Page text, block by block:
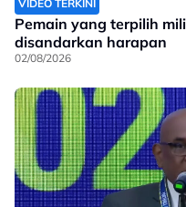
VIDEO TERKINI
Pemain yang terpilih
disandarkan harapan
02/08/2026